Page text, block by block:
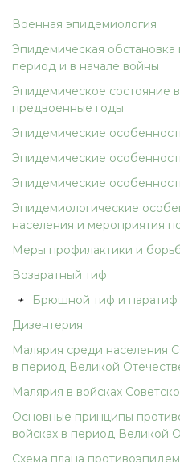
Военная эпидемиология
Эпидемическая
период и в начале войны
Эпидемическое состояние
предвоенные годы
Эпидемические
Эпидемические
Эпидемические
Эпидемиологические
населения и мероприятия
Меры профилактики и
Возвратный тиф
+
Брюшной тиф и паратиф
Дизентерия
Малярия среди населения
в период Великой
Малярия в войсках
Основные принципы
войсках в период Великой
Схема плана